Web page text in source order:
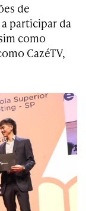
de
participar da
como
CazéTV,